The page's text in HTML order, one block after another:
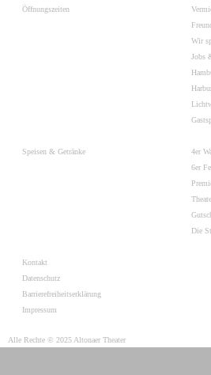
Öffnungszeiten
Wir
Jobs
Speisen & Getränke
4er
6er
Die
Kontakt
Datenschutz
Barrierefreiheitserklärung
Impressum
Alle Rechte © 2025 Altonaer Theater